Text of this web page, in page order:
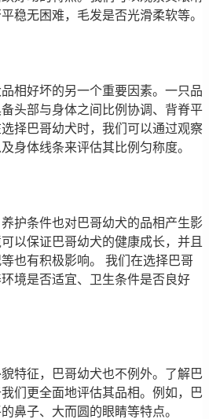
稳无困难，毛发是否光滑柔软等。
相好坏的另一个重要因素。一只品
头部与身体之间比例协调、背脊平
择巴哥幼犬时，我们可以通过观察
身体线条来评估其比例匀称度。
护条件也对巴哥幼犬的品相产生影
以保证巴哥幼犬的健康成长，并且
也有积极影响。 我们在选择巴哥
境是否适宜、卫生条件是否良好
特征，巴哥幼犬也不例外。了解巴
们更全面地评估其品相。例如，巴
鼻子、大而圆的眼睛等特点。